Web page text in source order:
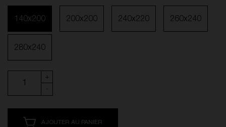
140x200 200x200 240x220 260x240
280x240
+
-
AJOUTER AU PANIER